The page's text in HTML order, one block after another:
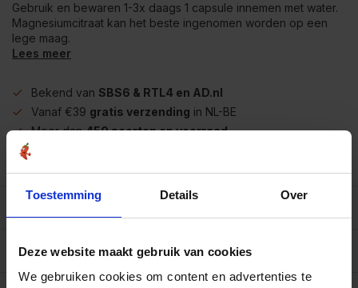
Toestemming Details Over
Deze website maakt gebruik van cookies
We gebruiken cookies om content en advertenties te
Gebruik en bewaren 1-3x daags 1 capsule innemen met water.
Magnesiumcitraat kan het beste ingenomen worden op een
lege maag.
Lees meer
Bekend van SBS6 & RTL4 en AD.nl
Vanaf €39 gratis verzending in NL-BE
Meer dan450 soorten op voorraad
Reviews 0/10
Op werkdagen voor 15.00 uur besteld, dezelfde dag